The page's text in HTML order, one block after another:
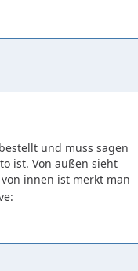
und muss sagen
ist. Von außen sieht
innen ist merkt man